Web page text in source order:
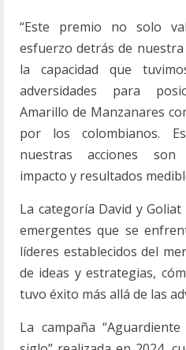
“Este premio no solo
esfuerzo detrás de
la capacidad que
adversidades para
Amarillo de Manzanares
por los colombianos.
nuestras acciones son
impacto y resultados
La categoría David y
emergentes que se
líderes establecidos del
de ideas y estrategias,
tuvo éxito más allá de las
La campaña